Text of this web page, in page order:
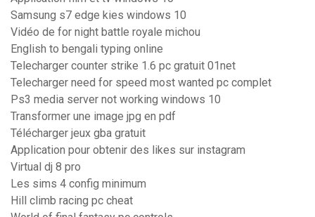
Samsung s7 edge kies windows 10
Vidéo de for night battle royale michou
English to bengali typing online
Telecharger counter strike 1.6 pc gratuit 01net
Telecharger need for speed most wanted pc complet
Ps3 media server not working windows 10
Transformer une image jpg en pdf
Télécharger jeux gba gratuit
Application pour obtenir des likes sur instagram
Virtual dj 8 pro
Les sims 4 config minimum
Hill climb racing pc cheat